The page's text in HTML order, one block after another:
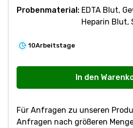
Probenmaterial: EDTA Blut,
Heparin Blut,
10Arbeitstage
V782
HMGA1
In den
Für Anfragen zu unseren
Anfragen nach größeren